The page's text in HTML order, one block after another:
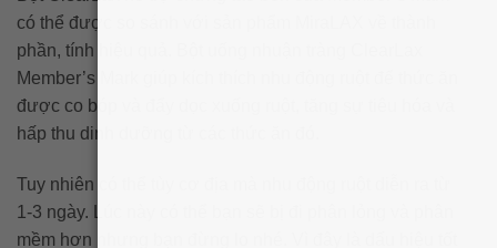
có thể được so sánh với sản phẩm MiraLAX về thành
phần, tính hiệu quả. Bột uống nhuận tràng ClearLax
Member’s Mark giúp kích thích nhu động ruột để thức ăn
được co bóp và đẩy dọc xuống ruột, tăng sự tiêu hóa và
hấp thu dinh dưỡng từ các thức ăn đó.
Tuy nhiên có thể tùy cơ địa mà nhu động ruột diễn ra từ
1-3 ngày. Lúc này có thể bạn sẽ bị đi phân lỏng và phân
mềm hơn nhưng bạn đừng lo nhé. Vì đây là dấu hiệu tốt